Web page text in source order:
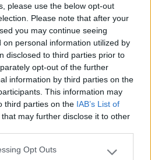
please use the below opt-out
Please note that after your
you may continue seeing
on personal information utilized by
disclosed to third parties prior to
opt-out of the further
information by third parties on the
This information may
third parties on the IAB’s List of
that may further disclose it to other
app uses one or more Google
Opt Outs
e olivicola, tra mare e
Sasso